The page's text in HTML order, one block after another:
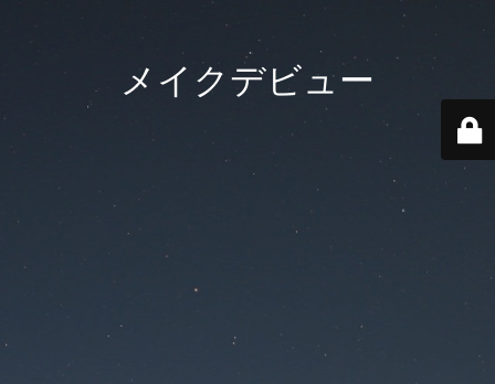
メイクデビュー